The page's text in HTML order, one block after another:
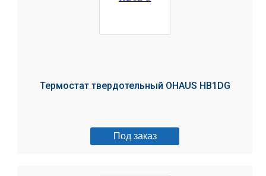
Термостат твердотельный OHAUS HB1DG
Под заказ